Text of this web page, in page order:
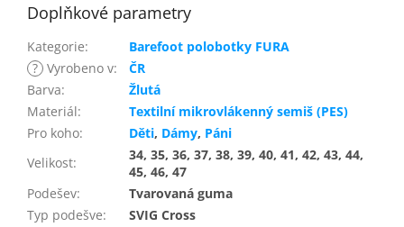
Doplňkové parametry
Kategorie:
Barefoot polobotky FURA
? Vyrobeno v:
ČR
Barva:
Žlutá
Materiál:
Textilní mikrovlákenný semiš (PES)
Pro koho: Děti, Dámy, Páni
Velikost:
34, 35, 36, 37, 38, 39, 40, 41, 42, 43, 44,
45, 46, 47
Podešev:
Tvarovaná guma
Typ podešve:
SVIG Cross